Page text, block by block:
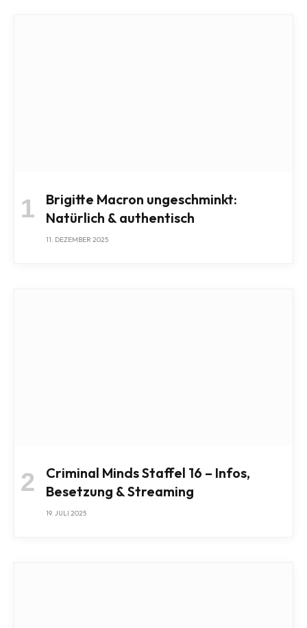
Brigitte Macron ungeschminkt:
Natürlich & authentisch
11. DEZEMBER 2025
Criminal Minds Staffel 16 – Infos,
Besetzung & Streaming
19. JULI 2025